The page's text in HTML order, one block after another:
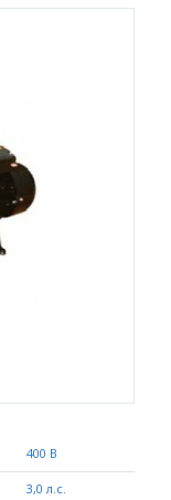
400 В
3,0 л.с.